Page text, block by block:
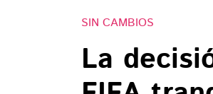
SIN CAMBIOS
La